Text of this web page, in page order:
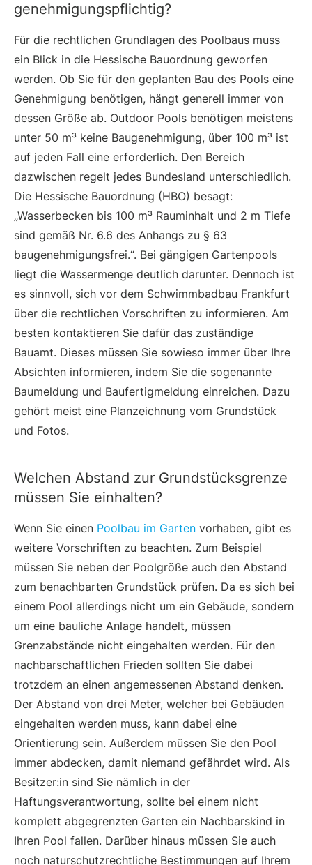
genehmigungspflichtig?
Für die rechtlichen Grundlagen des Poolbaus muss
ein Blick in die Hessische Bauordnung geworfen
werden. Ob Sie für den geplanten Bau des Pools eine
Genehmigung benötigen, hängt generell immer von
dessen Größe ab. Outdoor Pools benötigen meistens
unter 50 m³ keine Baugenehmigung, über 100 m³ ist
auf jeden Fall eine erforderlich. Den Bereich
dazwischen regelt jedes Bundesland unterschiedlich.
Die Hessische Bauordnung (HBO) besagt:
„Wasserbecken bis 100 m³ Rauminhalt und 2 m Tiefe
sind gemäß Nr. 6.6 des Anhangs zu § 63
baugenehmigungsfrei.“. Bei gängigen Gartenpools
liegt die Wassermenge deutlich darunter. Dennoch ist
es sinnvoll, sich vor dem Schwimmbadbau Frankfurt
über die rechtlichen Vorschriften zu informieren. Am
besten kontaktieren Sie dafür das zuständige
Bauamt. Dieses müssen Sie sowieso immer über Ihre
Absichten informieren, indem Sie die sogenannte
Baumeldung und Baufertigmeldung einreichen. Dazu
gehört meist eine Planzeichnung vom Grundstück
und Fotos.
Welchen Abstand zur Grundstücksgrenze
müssen Sie einhalten?
Wenn Sie einen Poolbau im Garten vorhaben, gibt es
weitere Vorschriften zu beachten. Zum Beispiel
müssen Sie neben der Poolgröße auch den Abstand
zum benachbarten Grundstück prüfen. Da es sich bei
einem Pool allerdings nicht um ein Gebäude, sondern
um eine bauliche Anlage handelt, müssen
Grenzabstände nicht eingehalten werden. Für den
nachbarschaftlichen Frieden sollten Sie dabei
trotzdem an einen angemessenen Abstand denken.
Der Abstand von drei Meter, welcher bei Gebäuden
eingehalten werden muss, kann dabei eine
Orientierung sein. Außerdem müssen Sie den Pool
immer abdecken, damit niemand gefährdet wird. Als
Besitzer:in sind Sie nämlich in der
Haftungsverantwortung, sollte bei einem nicht
komplett abgegrenzten Garten ein Nachbarskind in
Ihren Pool fallen. Darüber hinaus müssen Sie auch
noch naturschutzrechtliche Bestimmungen auf Ihrem